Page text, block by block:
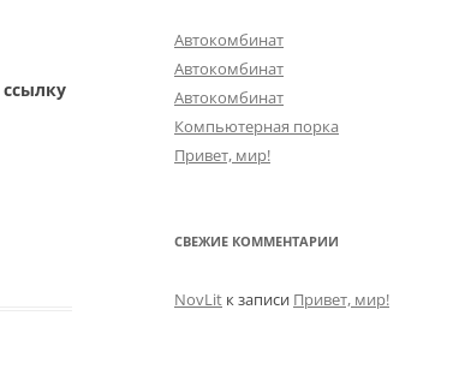
ссылку
Автокомбинат
Автокомбинат
Автокомбинат
Компьютерная порка
Привет, мир!
СВЕЖИЕ КОММЕНТАРИИ
NovLit к записи Привет, мир!